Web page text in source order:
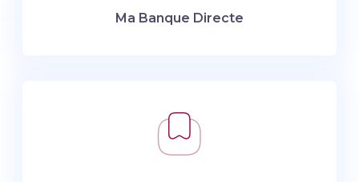
Ma Banque Directe